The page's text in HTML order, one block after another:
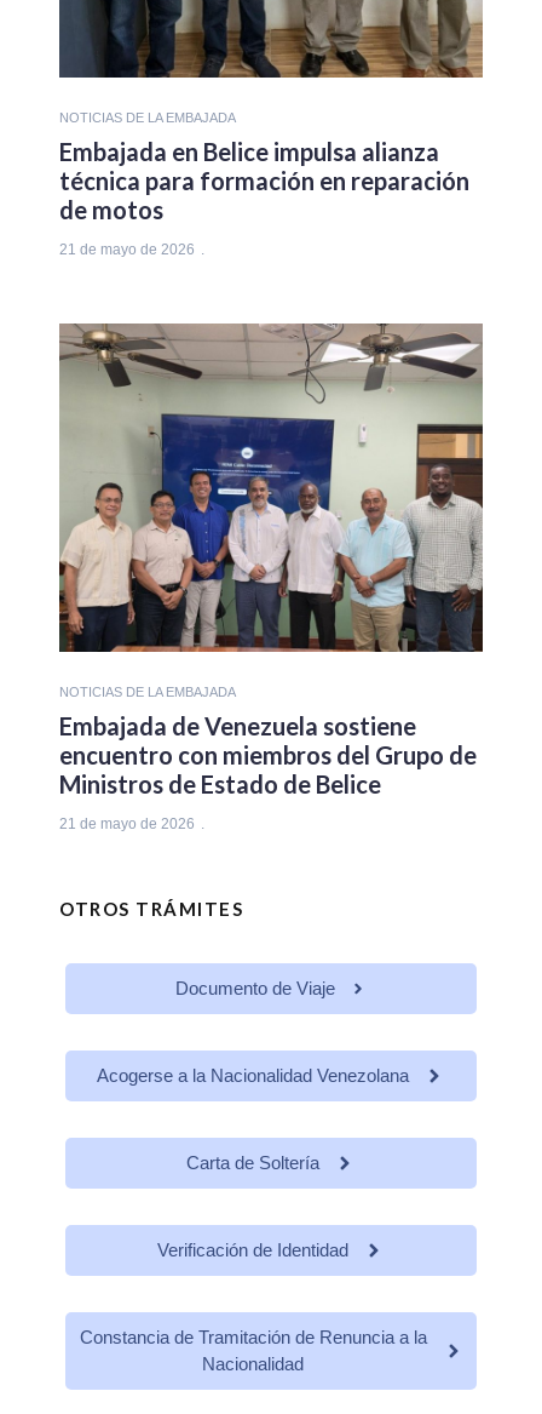
NOTICIAS DE LA EMBAJADA
Embajada en Belice impulsa alianza
técnica para formación en reparación
de motos
21 de mayo de 2026
NOTICIAS DE LA EMBAJADA
Embajada de Venezuela sostiene
encuentro con miembros del Grupo de
Ministros de Estado de Belice
21 de mayo de 2026
OTROS TRÁMITES
Documento de Viaje
Acogerse a la Nacionalidad Venezolana
Carta de Soltería
Verificación de Identidad
Constancia de Tramitación de Renuncia a la
Nacionalidad